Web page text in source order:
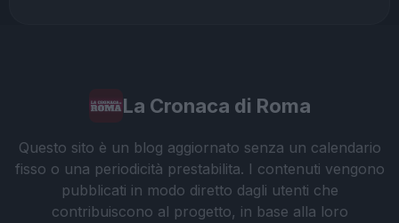
La Cronaca di Roma
Questo sito è un blog aggiornato senza un calendario
fisso o una periodicità prestabilita. I contenuti vengono
pubblicati in modo diretto dagli utenti che
contribuiscono al progetto, in base alla loro